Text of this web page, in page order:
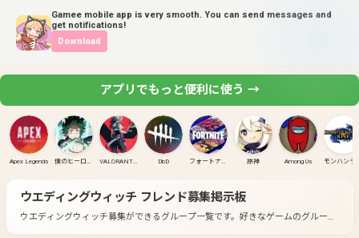
Gamee mobile app is very smooth. You can send messages and
get notifications!
Download
アプリでもっと便利に使う →
Apex Legends 僕のヒーローアカデミア ULTRA RUMBLE VALORANT(PC) DbD フォートナイト 原神 Among Us
ウエディングウィッチ フレンド募集掲示板
ウエディングウィッチ募集ができるグループ一覧です。 好きなゲームのグループ